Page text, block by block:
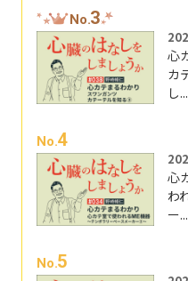
No.3
心
カ
し...
No.4
心
わ
ー...
No.5